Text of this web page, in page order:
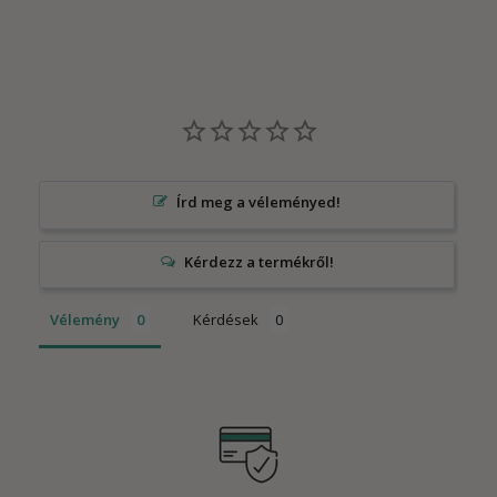
Írd meg a véleményed!
Vélemény Kérdések